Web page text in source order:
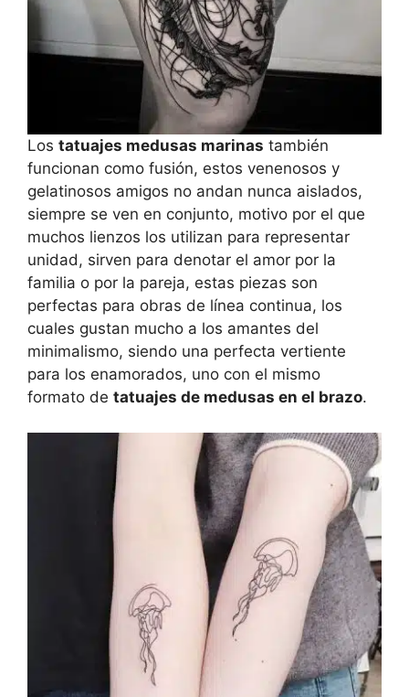
Los tatuajes medusas marinas también
funcionan como fusión, estos venenosos y
gelatinosos amigos no andan nunca aislados,
siempre se ven en conjunto, motivo por el que
muchos lienzos los utilizan para representar
unidad, sirven para denotar el amor por la
familia o por la pareja, estas piezas son
perfectas para obras de línea continua, los
cuales gustan mucho a los amantes del
minimalismo, siendo una perfecta vertiente
para los enamorados, uno con el mismo
formato de tatuajes de medusas en el brazo.